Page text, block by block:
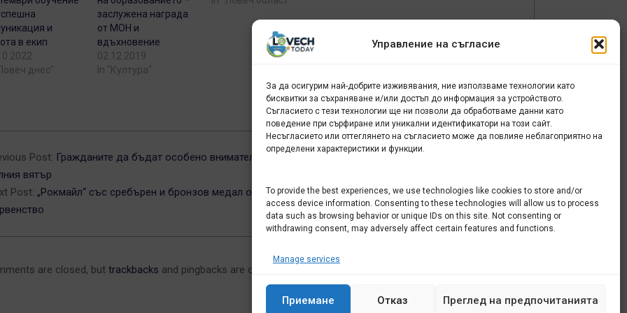
Управление на съгласие
За да осигурим най-добрите изживявания, ние използваме технологии като
бисквитки за съхраняване и/или достъп до информация за устройството.
Съгласието с тези технологии ще ни позволи да обработваме данни като
поведение при сърфиране или уникални идентификатори на този сайт.
Несъгласието или оттеглянето на съгласието може да повлияе неблагоприятно на
определени характеристики и функции.
To provide the best experiences, we use technologies like cookies to store and/or
access device information. Consenting to these technologies will allow us to process
data such as browsing behavior or unique IDs on this site. Not consenting or
withdrawing consent, may adversely affect certain features and functions.
Manage services
Приемане Отказ Преглед на предпочитанията
и
в екип
днес"
заслужена награда
от МОН и
вдъхновение
02.12.2019
In "Култура"
Post: Гражданите да бъдат особено внимателни предвид
вятър
Post: „Рокмайл“ със сребърен и бронзов медал от държавното
are closed, but trackbacks and pingbacks are open.